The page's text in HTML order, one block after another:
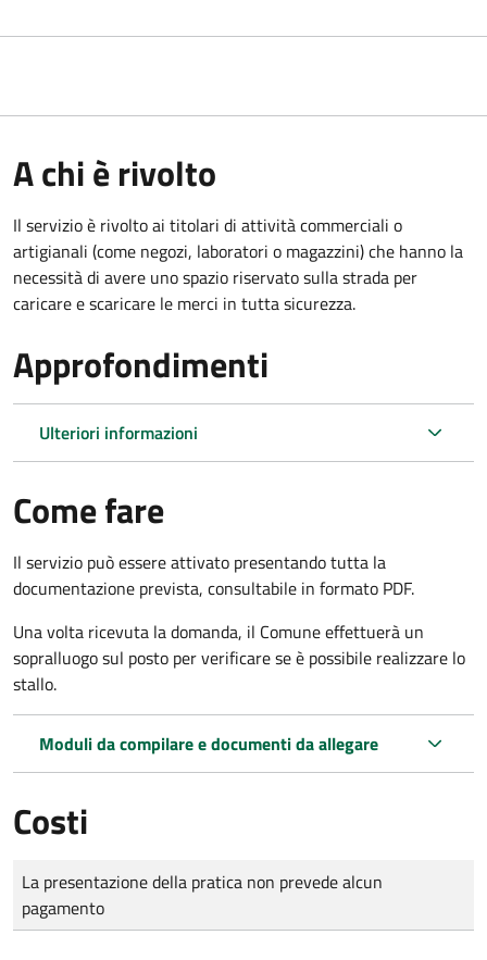
A chi è rivolto
Il servizio è rivolto ai titolari di attività commerciali o
artigianali (come negozi, laboratori o magazzini) che hanno la
necessità di avere uno spazio riservato sulla strada per
caricare e scaricare le merci in tutta sicurezza.
Approfondimenti
Ulteriori informazioni
Come fare
Il servizio può essere attivato presentando tutta la
documentazione prevista, consultabile in formato PDF.
Una volta ricevuta la domanda, il Comune effettuerà un
sopralluogo sul posto per verificare se è possibile realizzare lo
stallo.
Moduli da compilare e documenti da allegare
Costi
Tipo di pagamento
Importo
La presentazione della pratica non prevede alcun
pagamento